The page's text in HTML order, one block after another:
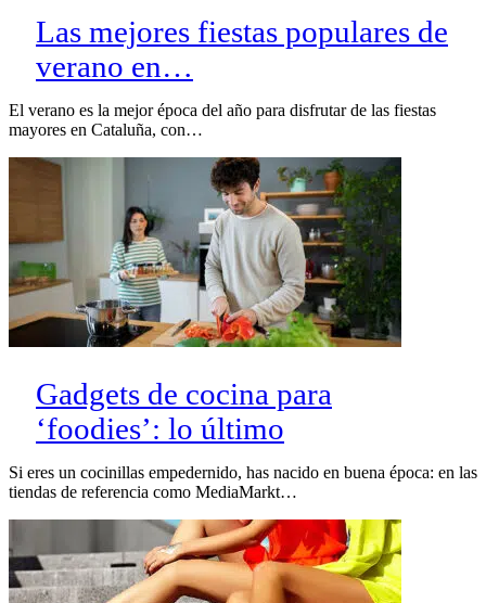
Las mejores fiestas populares de
verano en…
El verano es la mejor época del año para disfrutar de las fiestas
mayores en Cataluña, con…
Gadgets de cocina para
‘foodies’: lo último
Si eres un cocinillas empedernido, has nacido en buena época: en las
tiendas de referencia como MediaMarkt…